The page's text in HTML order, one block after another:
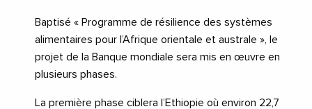
Baptisé « Programme de résilience des systèmes
alimentaires pour l’Afrique orientale et australe », le
projet de la Banque mondiale sera mis en œuvre en
plusieurs phases.
La première phase ciblera l’Ethiopie où environ 22,7